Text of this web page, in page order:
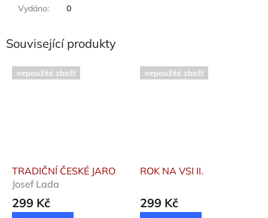
Vydáno: 0
Související produkty
nepoužité zboží
TRADIČNÍ ČESKÉ JARO
Josef Lada
299 Kč
nepoužité zboží
ROK NA VSI II.
299 Kč